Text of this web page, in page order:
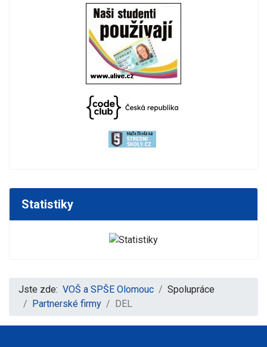
Statistiky
Jste zde: VOŠ a SPŠE Olomouc
Spolupráce
Partnerské firmy
DEL